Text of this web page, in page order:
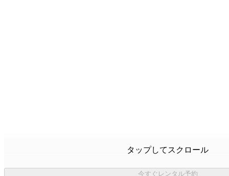
タップしてスクロール
今すぐレンタル予約